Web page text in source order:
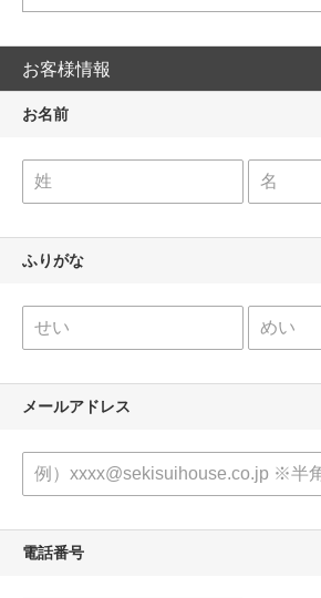
お客様情報
お名前
ふりがな
メールアドレス
電話番号